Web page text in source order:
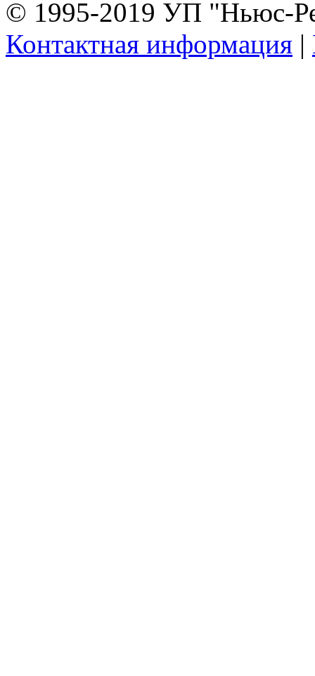
© 1995-2019 УП "Ньюс-
Контактная информация |